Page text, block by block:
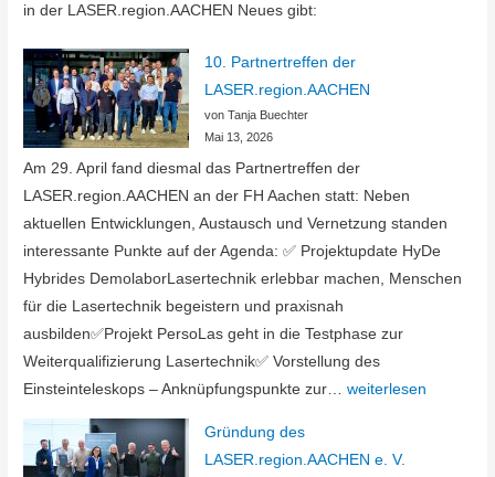
in der LASER.region.AACHEN Neues gibt:
10. Partnertreffen der
LASER.region.AACHEN
von Tanja Buechter
Mai 13, 2026
Am 29. April fand diesmal das Partnertreffen der
LASER.region.AACHEN an der FH Aachen statt: Neben
aktuellen Entwicklungen, Austausch und Vernetzung standen
interessante Punkte auf der Agenda: ✅ Projektupdate HyDe
Hybrides DemolaborLasertechnik erlebbar machen, Menschen
für die Lasertechnik begeistern und praxisnah
ausbilden✅Projekt PersoLas geht in die Testphase zur
Weiterqualifizierung Lasertechnik✅ Vorstellung des
Einsteinteleskops – Anknüpfungspunkte zur…10.
weiterlesen
Gründung des
LASER.region.AACHEN e. V.